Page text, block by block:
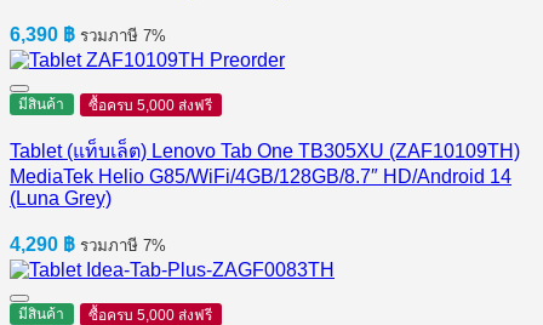
6,390 ฿ รวมภาษี 7%
มีสินค้า ซื้อครบ 5,000 ส่งฟรี
Tablet (แท็บเล็ต) Lenovo Tab One TB305XU (ZAF10109TH)
MediaTek Helio G85/WiFi/4GB/128GB/8.7″ HD/Android 14
(Luna Grey)
4,290 ฿ รวมภาษี 7%
มีสินค้า ซื้อครบ 5,000 ส่งฟรี